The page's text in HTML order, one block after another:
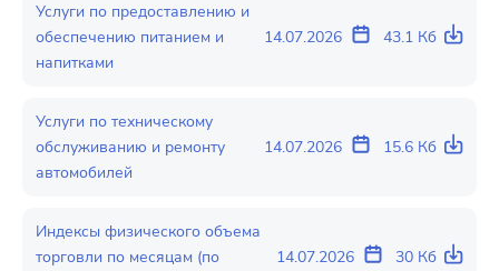
Услуги по предоставлению и
обеспечению питанием и
напитками
14.07.2026 43.1 Кб
Услуги по техническому
обслуживанию и ремонту
автомобилей
14.07.2026 15.6 Кб
Индексы физического объема
торговли по месяцам (по
14.07.2026 30 Кб